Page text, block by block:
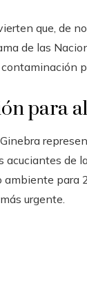
que, de
de las
para
acuciantes de
ambiente para
urgente.